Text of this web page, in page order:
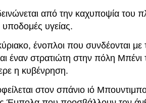
από την καχυποψία του
υποδομές υγείας.
ένοπλοι που συνδέονται
έναν στρατιώτη στην πόλη Μπένι
η κυβένρηση.
στον σπάνιο ιό